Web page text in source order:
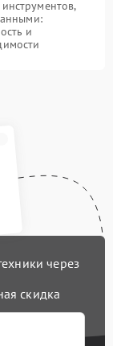
и
через
скидка